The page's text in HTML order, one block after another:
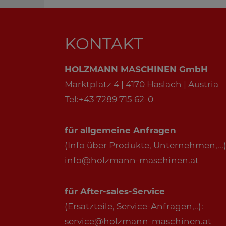
KONTAKT
HOLZMANN MASCHINEN GmbH
Marktplatz 4 | 4170 Haslach | Austria
Tel:+43 7289 715 62-0
für allgemeine Anfragen
(Info über Produkte,
info@holzmann-maschinen.at
für After-sales-Service
(Ersatzteile, Service-Anfragen,..):
service@holzmann-maschinen.at